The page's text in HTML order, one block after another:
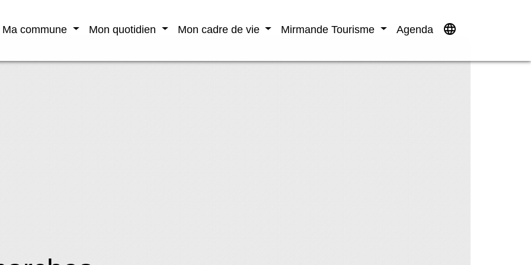
Ma commune Mon quotidien Mon cadre de vie Mirmande Tourisme Agenda language